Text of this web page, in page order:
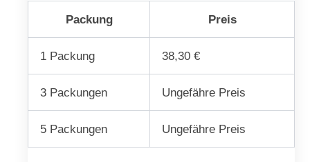
Packung Preis
1 Packung 38,30 €
3 Packungen Ungefähre Preis
5 Packungen Ungefähre Preis